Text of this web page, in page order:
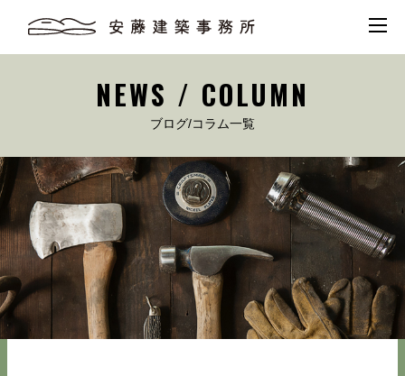
NEWS / COLUMN
ブログ/コラム一覧